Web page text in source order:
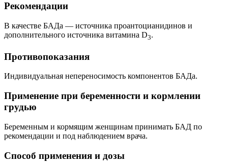
Рекомендации
В качестве БАДа — источника проантоцианидинов и
дополнительного источника витамина D3.
Противопоказания
Индивидуальная непереносимость компонентов БАДа.
Применение при беременности и кормлении
грудью
Беременным и кормящим женщинам принимать БАД по
рекомендации и под наблюдением врача.
Способ применения и дозы